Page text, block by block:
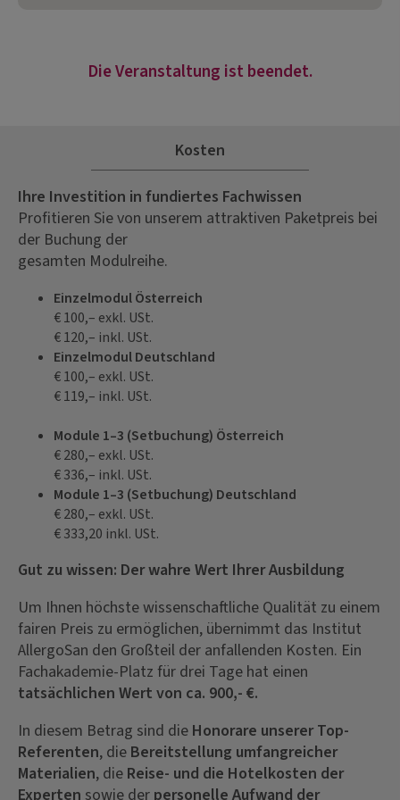
Die Veranstaltung ist beendet.
Kosten
Ihre Investition in fundiertes Fachwissen
Profitieren Sie von unserem attraktiven Paketpreis bei
der Buchung der
gesamten Modulreihe.
Einzelmodul Österreich
€ 100,– exkl. USt.
€ 120,– inkl. USt.
Einzelmodul Deutschland
€ 100,– exkl. USt.
€ 119,– inkl. USt.
Module 1–3 (Setbuchung) Österreich
€ 280,– exkl. USt.
€ 336,– inkl. USt.
Module 1–3 (Setbuchung) Deutschland
€ 280,– exkl. USt.
€ 333,20 inkl. USt.
Gut zu wissen: Der wahre Wert Ihrer Ausbildung
Um Ihnen höchste wissenschaftliche Qualität zu einem
fairen Preis zu ermöglichen, übernimmt das Institut
AllergoSan den Großteil der anfallenden Kosten. Ein
Fachakademie-Platz für drei Tage hat einen
tatsächlichen Wert von ca. 900,- €.
In diesem Betrag sind die Honorare unserer Top-
Referenten, die Bereitstellung umfangreicher
Materialien, die Reise- und die Hotelkosten der
Experten sowie der personelle Aufwand der